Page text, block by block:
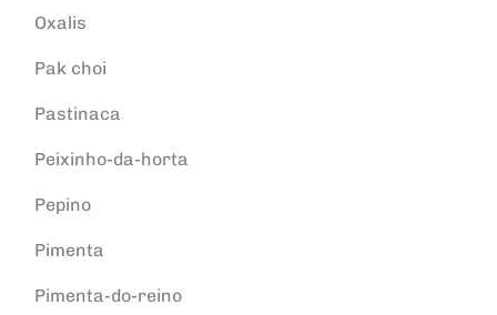
Oxalis
Pak choi
Pastinaca
Peixinho-da-horta
Pepino
Pimenta
Pimenta-do-reino